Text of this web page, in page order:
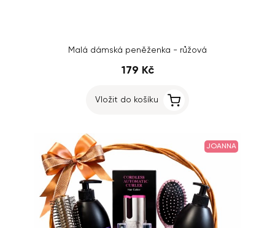
Malá dámská peněženka - růžová
179 Kč
Vložit do košíku
JOANNA